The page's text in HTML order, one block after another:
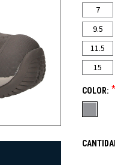
7
9.5
11.5
15
COLOR: *